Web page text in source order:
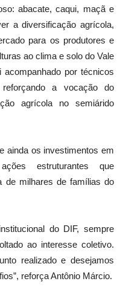
abacate, caqui, maçã e
a diversificação agrícola,
para os produtores e
ao clima e solo do Vale
por técnicos
a vocação do
agrícola no semiárido
ainda os investimentos em
estruturantes que
de milhares de famílias do
do DIF, sempre
ao interesse coletivo.
realizado e desejamos
reforça Antônio Márcio.